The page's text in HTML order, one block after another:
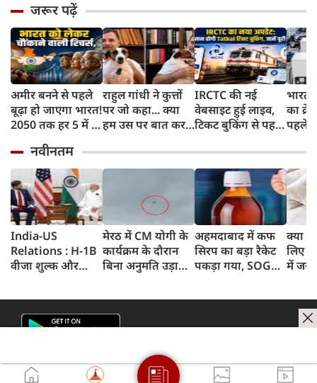
जरूर पढ़ें
अमीर बनने से पहले
बूढ़ा हो जाएगा भारत!
2050 तक हर 5 में 1
साल से ज्यादा उम्र का
राहुल गांधी ने कुत्तों
पर जो कहा... क्या
हम उस पर बात कर
IRCTC की नई
वेबसाइट हुई लाइव,
टिकट बुकिंग से पहले
काम, जानें पूरा
तरीका
भारत
का
पहले
और
नवीनतम
India-US
Relations : H-1B
वीजा शुल्क और
अमेरिकी उपराष्ट्रपति
जेडी वेंस किन मुद्दों पर
मेरठ में CM योगी के
कार्यक्रम के दौरान
बिना अनुमति उड़ाया
अहमदाबाद में कफ
सिरप का बड़ा रैकेट
पकड़ा गया, SOG
क्या
लिए 8
में